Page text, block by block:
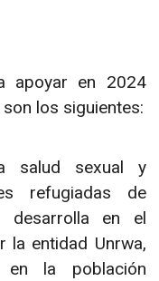
apoyar en 2024
los siguientes:
salud sexual y
refugiadas de
desarrolla en el
la entidad Unrwa,
la población